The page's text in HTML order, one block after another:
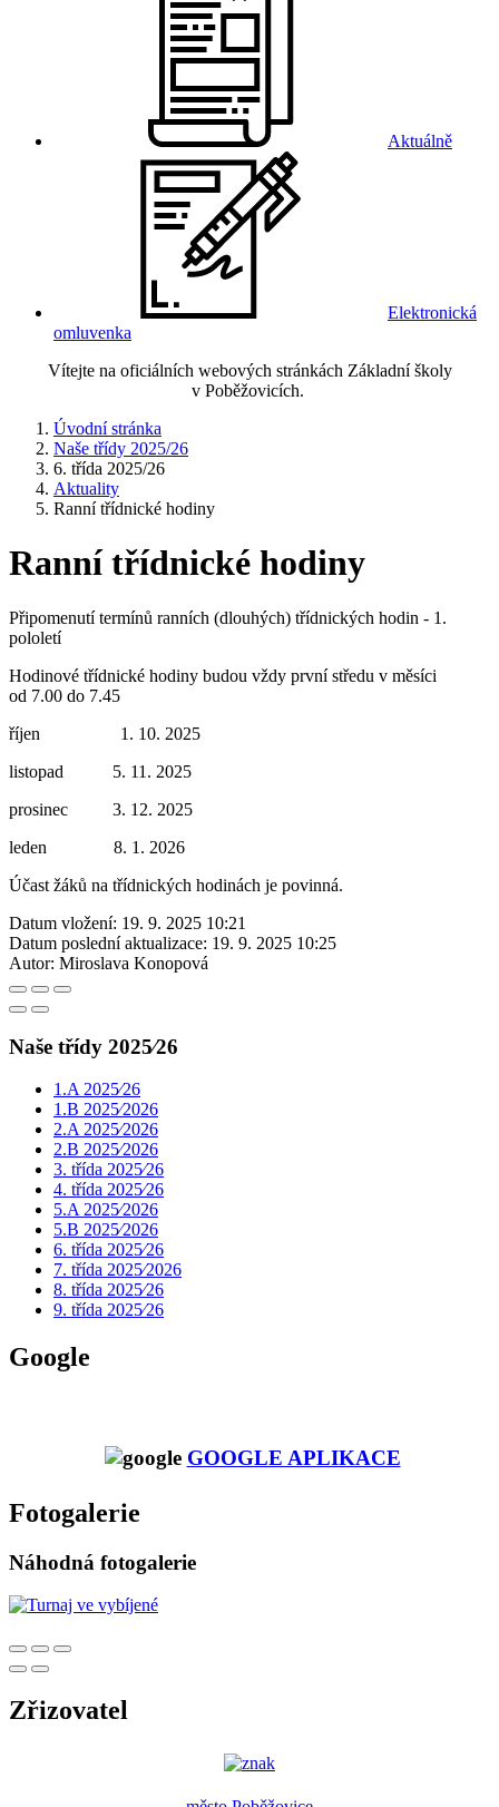
Aktuálně
Elektronická
omluvenka
Vítejte na oficiálních webových stránkách Základní školy
v Poběžovicích.
Úvodní stránka
Naše třídy 2025/26
6. třída 2025/26
Aktuality
Ranní třídnické hodiny
Ranní třídnické hodiny
Připomenutí termínů ranních (dlouhých) třídnických hodin - 1.
pololetí
Hodinové třídnické hodiny budou vždy první středu v měsíci
od 7.00 do 7.45
říjen 1. 10. 2025
listopad 5. 11. 2025
prosinec 3. 12. 2025
leden 8. 1. 2026
Účast žáků na třídnických hodinách je povinná.
Datum vložení: 19. 9. 2025 10:21
Datum poslední aktualizace: 19. 9. 2025 10:25
Autor: Miroslava Konopová
Naše třídy 2025⁄26
1.A 2025⁄26
1.B 2025⁄2026
2.A 2025⁄2026
2.B 2025⁄2026
3. třída 2025⁄26
4. třída 2025⁄26
5.A 2025⁄2026
5.B 2025⁄2026
6. třída 2025⁄26
7. třída 2025⁄2026
8. třída 2025⁄26
9. třída 2025⁄26
Google
GOOGLE APLIKACE
Fotogalerie
Náhodná fotogalerie
Zřizovatel